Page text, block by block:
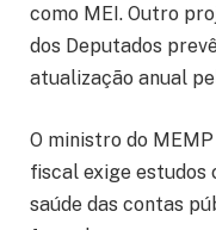
como MEI. Outro
dos Deputados
atualização anual
O ministro do
fiscal exige estudos
saúde das contas